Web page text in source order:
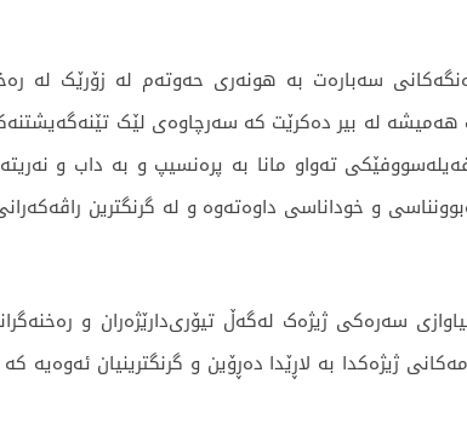
سەبارەت بە هونەری حەوتەم لە زۆرێک لە
هەمیشە لە بیر دەکرێت کە سەرچاوەی لێک
تەواو مانا بە پرەنسیپ و بە داب و
و خوداناسی داوەتەوە و لە گرنگترین
سەرەکی ژیژەک لەگەڵ تیۆری‌دارێژەران و
ژیژەکدا بە لاڕێدا دەڕۆین و گرنگترینیان ئەوەیە